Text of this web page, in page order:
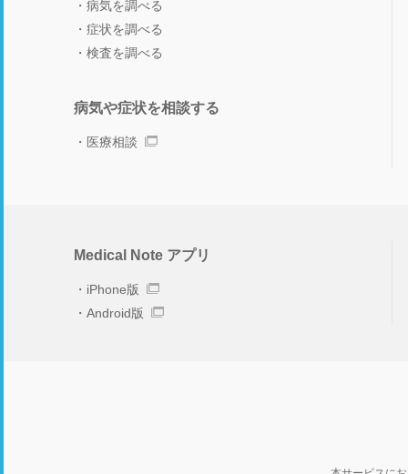
病気を調べる
症状を調べる
検査を調べる
病気や症状を相談する
医療相談
Medical Note アプリ
iPhone版
Android版